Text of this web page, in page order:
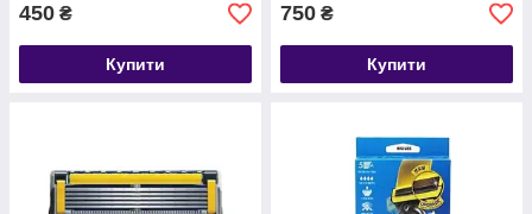
450 ₴
Купити
750 ₴
Купити